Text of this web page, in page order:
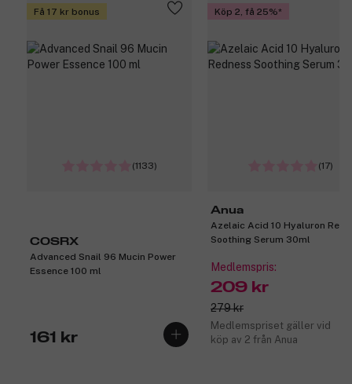
Få 17 kr bonus
(1133)
COSRX
Advanced Snail 96 Mucin Power
Essence 100 ml
161 kr
Köp 2, få 25%
(17)
Anua
Azelaic Acid 10 Hyaluron
Soothing Serum 30ml
Medlemspris:
209 kr
279 kr
Medlemspriset gäller vid
köp av 2 från Anua